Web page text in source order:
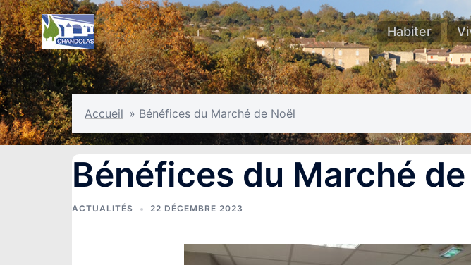
Aller
au
contenu
Habiter
Accueil » Bénéfices du Marché de Noël
Bénéfices du Marché
ACTUALITÉS 22 DÉCEMBRE 2023